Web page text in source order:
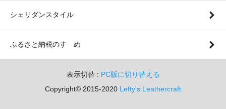
シェリダンスタイル
ふるさと納税のすゝめ
表示切替 : PC版に切り替える
Copyright© 2015-2020 Lefty's Leathercraft